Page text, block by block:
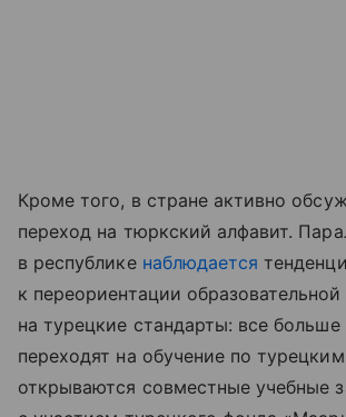
Кроме того, в стране активно
переход на тюркский алфавит.
в республике наблюдается
к переориентации
на турецкие стандарты: все
переходят на обучение по
открываются совместные учебные